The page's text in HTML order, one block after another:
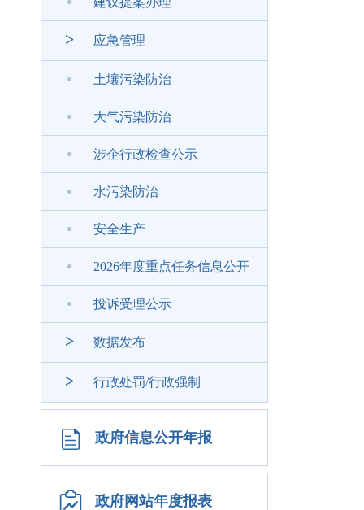
> 应急管理
土壤污染防治
大气污染防治
涉企行政检查公示
水污染防治
安全生产
2026年度重点任务信息公开
投诉受理公示
> 数据发布
> 行政处罚/行政强制
政府信息公开年报
政府网站年度报表